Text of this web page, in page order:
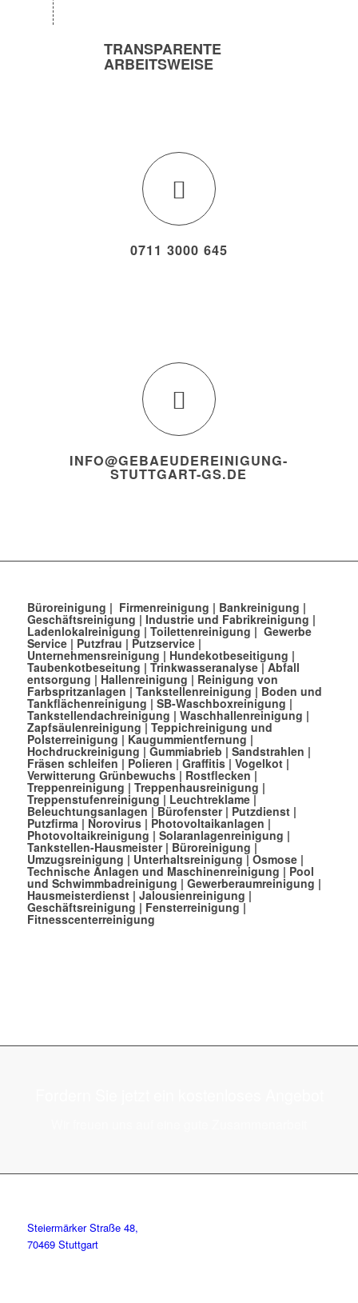
TRANSPARENTE
ARBEITSWEISE
0711 3000 645
INFO@GEBAEUDEREINIGUNG-
STUTTGART-GS.DE
Büroreinigung | Firmenreinigung | Bankreinigung |
Geschäftsreinigung | Industrie und Fabrikreinigung |
Ladenlokalreinigung| Toilettenreinigung | Gewerbe
Service| Putzfrau | Putzservice|
Unternehmensreinigung | Hundekotbeseitigung |
Taubenkotbeseitung | Trinkwasseranalyse|Abfall
entsorgung | Hallenreinigung | Reinigung von
Farbspritzanlagen | Tankstellenreinigung| Boden und
Tankflächenreinigung | SB-Waschboxreinigung |
Tankstellendachreinigung | Waschhallenreinigung |
Zapfsäulenreinigung| Teppichreinigung und
Polsterreinigung| Kaugummientfernung|
Hochdruckreinigung | Gummiabrieb | Sandstrahlen |
Fräsen schleifen | Polieren | Graffitis| Vogelkot|
Verwitterung Grünbewuchs| Rostflecken|
Treppenreinigung | Treppenhausreinigung |
Treppenstufenreinigung| Leuchtreklame|
Beleuchtungsanlagen |Bürofenster| Putzdienst|
Putzfirma | Norovirus| Photovoltaikanlagen |
Photovoltaikreinigung | Solaranlagenreinigung |
Tankstellen-Hausmeister| Büroreinigung |
Umzugsreinigung | Unterhaltsreinigung|Osmose|
Technische Anlagen und Maschinenreinigung | Pool
und Schwimmbadreinigung | Gewerberaumreinigung |
Hausmeisterdienst| Jalousienreinigung |
Geschäftsreinigung | Fensterreinigung|
Fitnesscenterreinigung
Steiermärker Straße 48,
70469 Stuttgart